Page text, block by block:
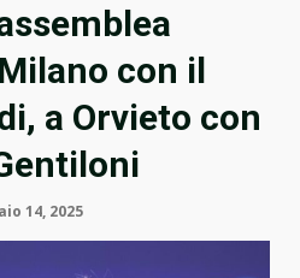
con il
a Orvieto con
14, 2025